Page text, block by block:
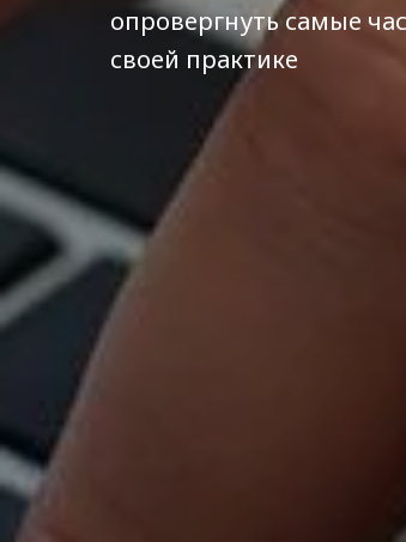
опровергнуть самые
своей практике